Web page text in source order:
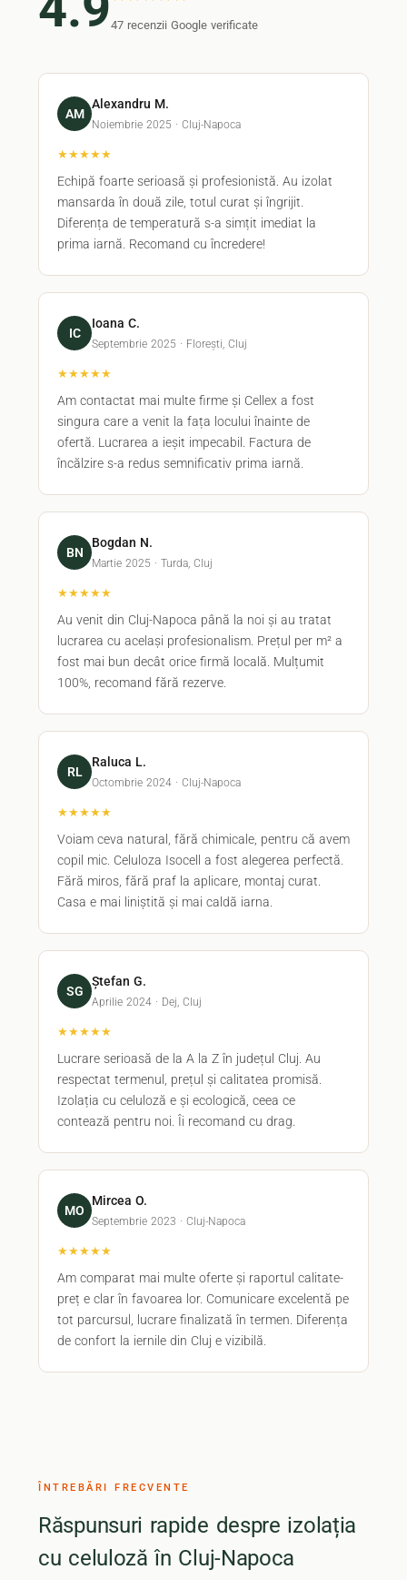
47 recenzii Google verificate
AM
Alexandru M.
Noiembrie 2025 · Cluj-Napoca
★★★★★
Echipă foarte serioasă și profesionistă. Au izolat
mansarda în două zile, totul curat și îngrijit.
Diferența de temperatură s-a simțit imediat la
prima iarnă. Recomand cu încredere!
IC
Ioana C.
Septembrie 2025 · Florești, Cluj
★★★★★
Am contactat mai multe firme și Cellex a fost
singura care a venit la fața locului înainte de
ofertă. Lucrarea a ieșit impecabil. Factura de
încălzire s-a redus semnificativ prima iarnă.
BN
Bogdan N.
Martie 2025 · Turda, Cluj
★★★★★
Au venit din Cluj-Napoca până la noi și au tratat
lucrarea cu același profesionalism. Prețul per m² a
fost mai bun decât orice firmă locală. Mulțumit
100%, recomand fără rezerve.
RL
Raluca L.
Octombrie 2024 · Cluj-Napoca
★★★★★
Voiam ceva natural, fără chimicale, pentru că avem
copil mic. Celuloza Isocell a fost alegerea perfectă.
Fără miros, fără praf la aplicare, montaj curat.
Casa e mai liniștită și mai caldă iarna.
SG
Ștefan G.
Aprilie 2024 · Dej, Cluj
★★★★★
Lucrare serioasă de la A la Z în județul Cluj. Au
respectat termenul, prețul și calitatea promisă.
Izolația cu celuloză e și ecologică, ceea ce
contează pentru noi. Îi recomand cu drag.
MO
Mircea O.
Septembrie 2023 · Cluj-Napoca
★★★★★
Am comparat mai multe oferte și raportul calitate-
preț e clar în favoarea lor. Comunicare excelentă pe
tot parcursul, lucrare finalizată în termen. Diferența
de confort la iernile din Cluj e vizibilă.
ÎNTREBĂRI FRECVENTE
Răspunsuri rapide despre izolația
cu celuloză în Cluj-Napoca